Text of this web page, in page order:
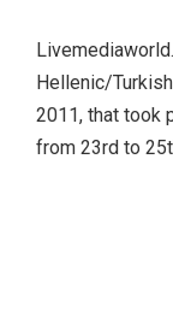
Hellenic/
2011, that took
from 23rd to